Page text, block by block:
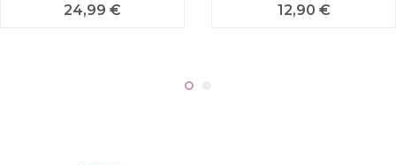
Prix
24,99 €
Prix
12,90 €